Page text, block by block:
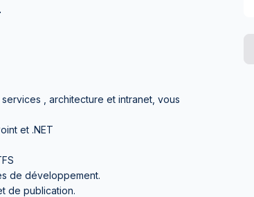
, architecture et intranet, vous
et .NET
de développement.
de publication.